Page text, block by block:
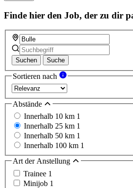
Finde hier den Job, der zu dir
Suchen Suche
Sortieren nach
Abstände
Innerhalb 10 km 1
Innerhalb 25 km 1
Innerhalb 50 km 1
Innerhalb 100 km 1
Art der Anstellung
Trainee 1
Minijob 1